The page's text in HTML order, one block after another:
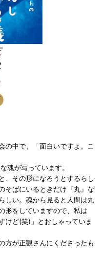
の中で、「面白いですよ。こ
魂が写っています。
、その形になろうとするらし
そばにいるときだけ『丸』な
しい。魂から見ると人間は丸
形をしていますので、私は
けど(笑)」とおしゃっていま
方が正観さんにくださったも